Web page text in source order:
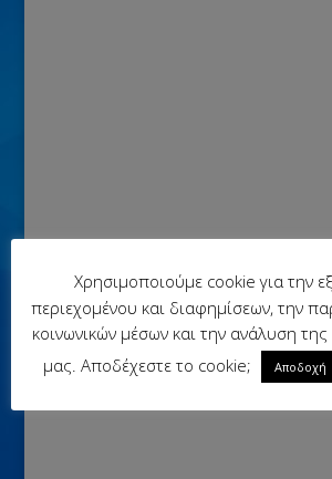
Χρησιμοποιούμε cookie για την
περιεχομένου και διαφημίσεων, την
κοινωνικών μέσων και την ανάλυση
μας. Αποδέχεστε το cookie;
Αποδοχή